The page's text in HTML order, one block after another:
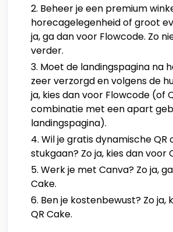
Beheer je een premium
horecagelegenheid of groot
ja, ga dan voor Flowcode. Zo
verder.
Moet de landingspagina na
zeer verzorgd en volgens de
ja, kies dan voor Flowcode (of
combinatie met een apart
landingspagina).
Wil je gratis dynamische QR
stukgaan? Zo ja, kies dan voor
Werk je met Canva? Zo ja,
Cake.
Ben je kostenbewust? Zo ja,
QR Cake.